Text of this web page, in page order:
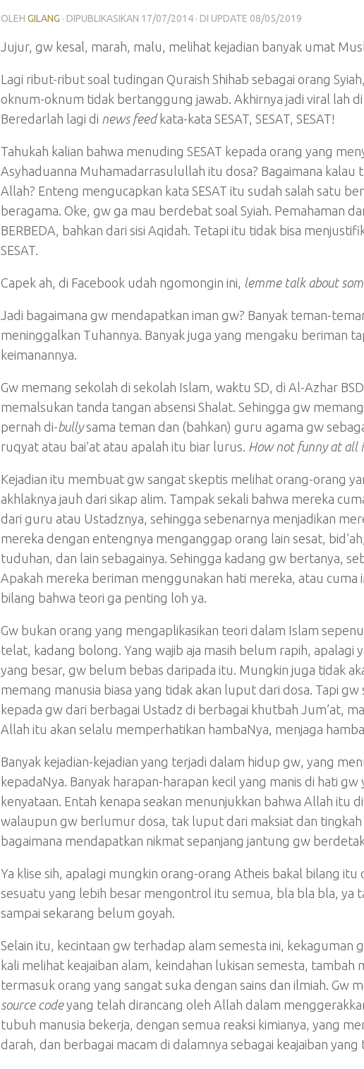
OLEH GILANG · DIPUBLIKASIKAN 17/07/2014 · DI UPDATE 08/05/2019
Jujur, gw kesal, marah, malu, melihat kejadian banyak umat
Lagi ribut-ribut soal tudingan Quraish Shihab sebagai orang
oknum-oknum tidak bertanggung jawab. Akhirnya jadi viral lah
Beredarlah lagi di news feedkata-kata SESAT, SESAT, SESAT!
Tahukah kalian bahwa menuding SESAT kepada orang yang
Asyhaduanna Muhamadarrasulullah itu dosa? Bagaimana
Allah? Enteng mengucapkan kata SESAT itu sudah salah satu
beragama. Oke, gw ga mau berdebat soal Syiah. Pemahaman
BERBEDA, bahkan dari sisi Aqidah. Tetapi itu tidak bisa
SESAT.
Capek ah, di Facebook udah ngomongin ini, lemme talk about
Jadi bagaimana gw mendapatkan iman gw? Banyak teman-
meninggalkan Tuhannya. Banyak juga yang mengaku beriman
keimanannya.
Gw memang sekolah di sekolah Islam, waktu SD, di Al-Azhar
memalsukan tanda tangan absensi Shalat. Sehingga gw
pernah di-bullysama teman dan (bahkan) guru agama gw
ruqyat atau bai’at atau apalah itu biar lurus. How not funny at all
Kejadian itu membuat gw sangat skeptis melihat orang-orang
akhlaknya jauh dari sikap alim. Tampak sekali bahwa mereka
dari guru atau Ustadznya, sehingga sebenarnya menjadikan
mereka dengan entengnya menganggap orang lain sesat,
tuduhan, dan lain sebagainya. Sehingga kadang gw bertanya,
Apakah mereka beriman menggunakan hati mereka, atau cuma
bilang bahwa teori ga penting loh ya.
Gw bukan orang yang mengaplikasikan teori dalam Islam
telat, kadang bolong. Yang wajib aja masih belum rapih, apalagi
yang besar, gw belum bebas daripada itu. Mungkin juga tidak
memang manusia biasa yang tidak akan luput dari dosa. Tapi
kepada gw dari berbagai Ustadz di berbagai khutbah Jum’at,
Allah itu akan selalu memperhatikan hambaNya, menjaga
Banyak kejadian-kejadian yang terjadi dalam hidup gw, yang
kepadaNya. Banyak harapan-harapan kecil yang manis di hati
kenyataan. Entah kenapa seakan menunjukkan bahwa Allah itu
walaupun gw berlumur dosa, tak luput dari maksiat dan tingkah
bagaimana mendapatkan nikmat sepanjang jantung gw
Ya klise sih, apalagi mungkin orang-orang Atheis bakal bilang itu
sesuatu yang lebih besar mengontrol itu semua, bla bla bla, ya
sampai sekarang belum goyah.
Selain itu, kecintaan gw terhadap alam semesta ini, kekaguman
kali melihat keajaiban alam, keindahan lukisan semesta,
termasuk orang yang sangat suka dengan sains dan ilmiah. Gw
source codeyang telah dirancang oleh Allah dalam
tubuh manusia bekerja, dengan semua reaksi kimianya, yang
darah, dan berbagai macam di dalamnya sebagai keajaiban